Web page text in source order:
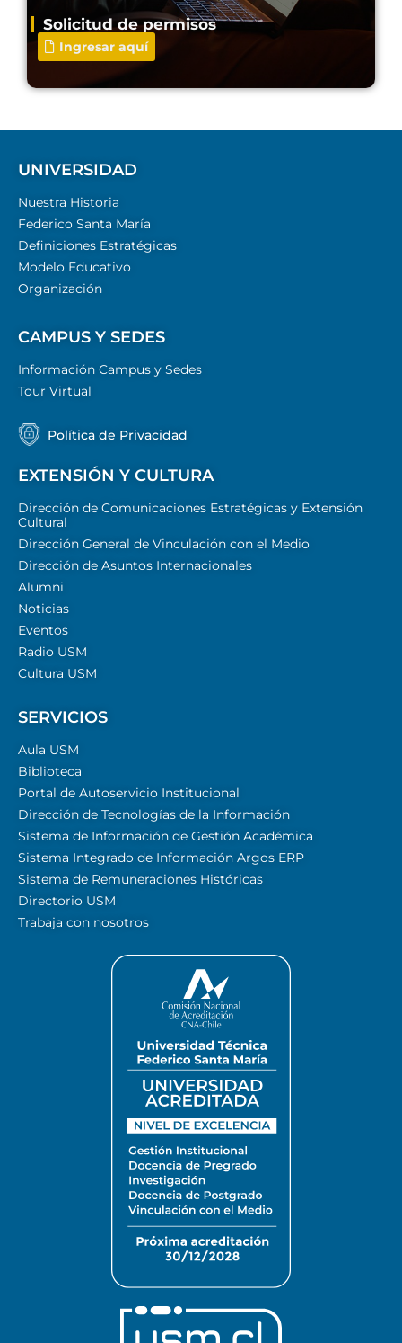
Solicitud de permisos
Ingresar aquí
UNIVERSIDAD
Nuestra Historia
Federico Santa María
Definiciones Estratégicas
Modelo Educativo
Organización
CAMPUS Y SEDES
Información Campus y Sedes
Tour Virtual
Política de Privacidad
EXTENSIÓN Y CULTURA
Dirección de Comunicaciones Estratégicas y Extensión
Cultural
Dirección General de Vinculación con el Medio
Dirección de Asuntos Internacionales
Alumni
Noticias
Eventos
Radio USM
Cultura USM
SERVICIOS
Aula USM
Biblioteca
Portal de Autoservicio Institucional
Dirección de Tecnologías de la Información
Sistema de Información de Gestión Académica
Sistema Integrado de Información Argos ERP
Sistema de Remuneraciones Históricas
Directorio USM
Trabaja con nosotros